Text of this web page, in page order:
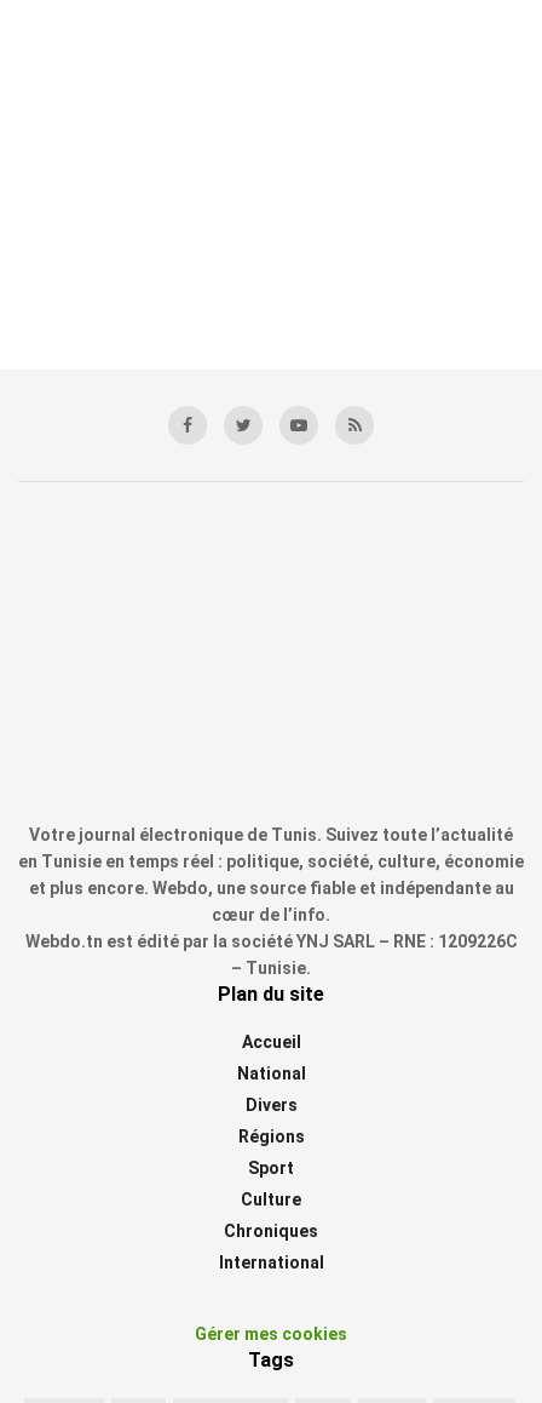
Votre journal électronique de Tunis. Suivez toute l’actualité
en Tunisie en temps réel : politique, société, culture, économie
et plus encore. Webdo, une source fiable et indépendante au
cœur de l’info.
Webdo.tn est édité par la société YNJ SARL – RNE : 1209226C
– Tunisie.
Plan du site
Accueil
National
Divers
Régions
Sport
Culture
Chroniques
International
Gérer mes cookies
Tags